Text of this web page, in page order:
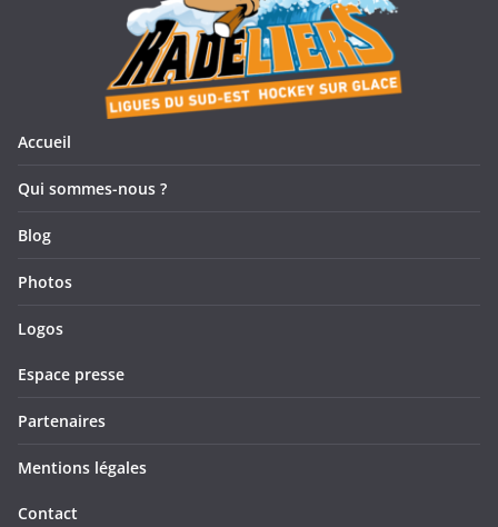
Accueil
Qui sommes-nous ?
Blog
Photos
Logos
Espace presse
Partenaires
Mentions légales
Contact